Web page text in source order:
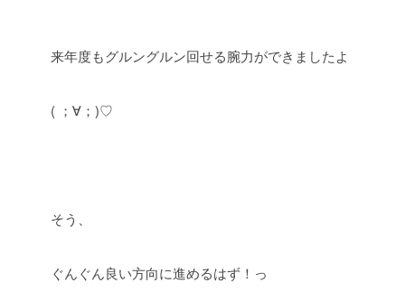
来年度もグルングルン回せる腕力ができましたよ
( ；∀；)♡
そう、
ぐんぐん良い方向に進めるはず！っ